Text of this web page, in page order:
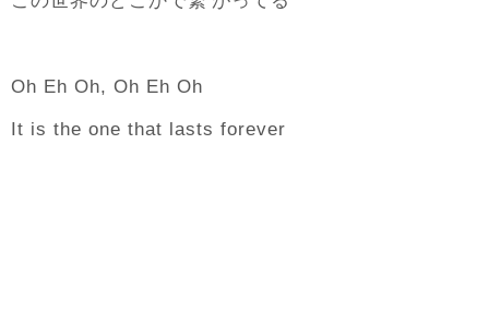
Oh Eh Oh, Oh Eh Oh
It is the one that lasts forever